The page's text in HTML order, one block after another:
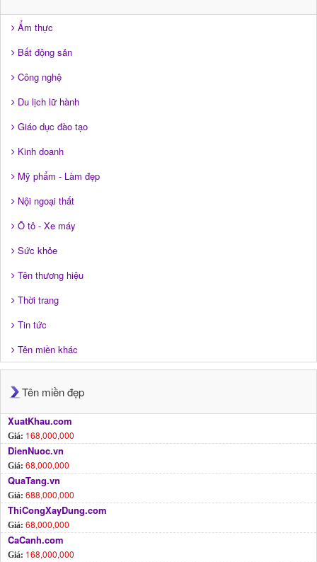
Ẩm thực
Bất động sản
Công nghệ
Du lịch lữ hành
Giáo dục đào tạo
Kinh doanh
Mỹ phẩm - Làm đẹp
Nội ngoại thất
Ô tô - Xe máy
Sức khỏe
Tên thương hiệu
Thời trang
Tin tức
Tên miền khác
Tên miền đẹp
XuatKhau.com
Giá: 168,000,000
DienNuoc.vn
Giá: 68,000,000
QuaTang.vn
Giá: 688,000,000
ThiCongXayDung.com
Giá: 68,000,000
CaCanh.com
Giá: 168,000,000